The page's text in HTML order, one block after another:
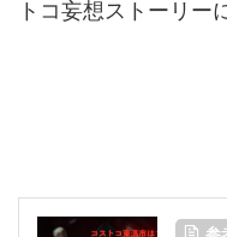
トコ妄想ストーリー